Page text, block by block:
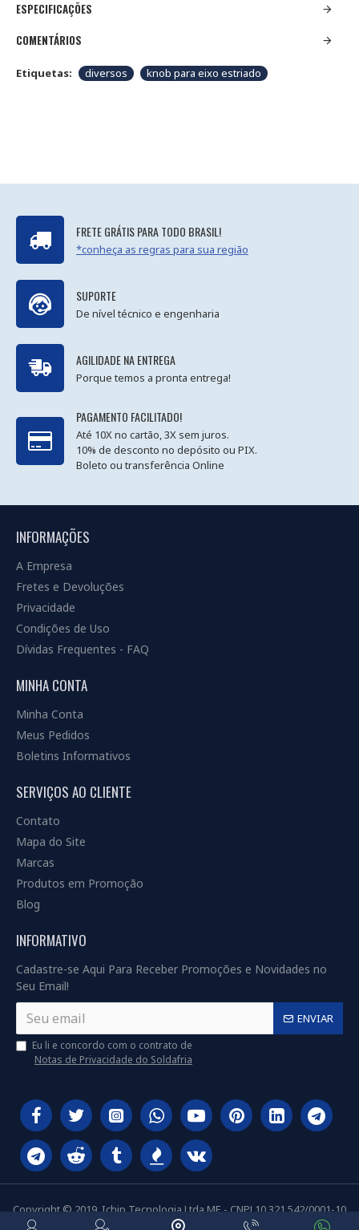
ESPECIFICAÇÕES
COMENTÁRIOS
Etiquetas: diversos knob para eixo estriado
FRETE GRÁTIS PARA TODO BRASIL!
*conheça as regras para sua região
SUPORTE
De nível técnico e engenharia
AGILIDADE NA ENTREGA
Porque temos a pronta entrega!
PAGAMENTO FACILITADO!
Até 10X no cartão, 3X sem juros.
10% de desconto no depósito ou PIX.
Boleto ou transferência Online
INFORMAÇÕES
A Empresa
Fretes e Devoluções
Privacidade
Condições de Uso
Dívidas Frequentes - FAQ
MINHA CONTA
Minha Conta
Meus Pedidos
Boletins Informativos
SERVIÇOS AO CLIENTE
Contato
Mapa do Site
Marcas
Produtos em Promoção
Blog
INFORMATIVO
Cadastre-se Aqui Para Receber Promoções e Novidades no
Seu Email!
ENVIAR
Eu li e concordo com o contrato de
Notas de Privacidade do Soldafria
Copyright © 2019, Ichip Tecnologia Ltda ME - CNPJ 10.321.542/0001-10